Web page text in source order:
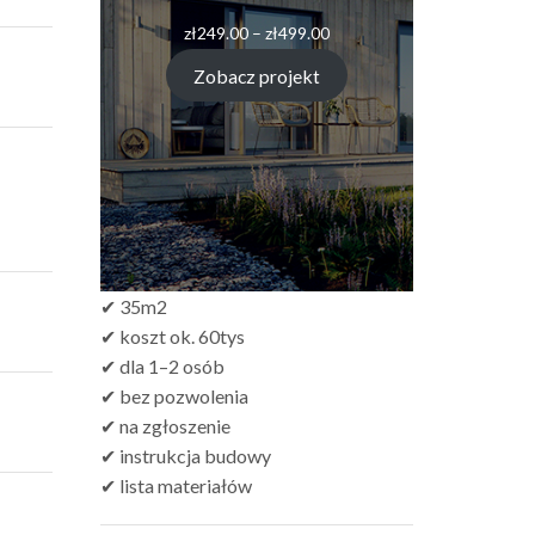
zł249.00 – zł499.00
Zobacz projekt
✔ 35m2
✔ koszt ok. 60tys
✔ dla 1–2 osób
✔ bez pozwolenia
✔ na zgłoszenie
✔ instrukcja budowy
✔ lista materiałów